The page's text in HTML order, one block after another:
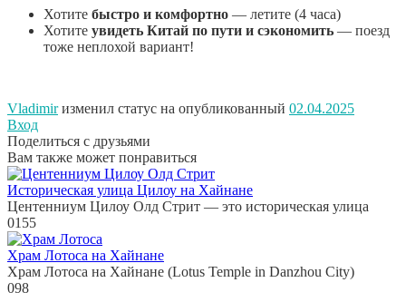
Хотите быстро и комфортно — летите (4 часа)
Хотите увидеть Китай по пути и сэкономить — поезд
тоже неплохой вариант!
Vladimirизменил статус на опубликованный 02.04.2025
Вход
Поделиться с друзьями
Вам также может понравиться
Историческая улица Цилоу на Хайнане
Центенниум Цилоу Олд Стрит — это историческая улица
0155
Храм Лотоса на Хайнане
Храм Лотоса на Хайнане (Lotus Temple in Danzhou City)
098